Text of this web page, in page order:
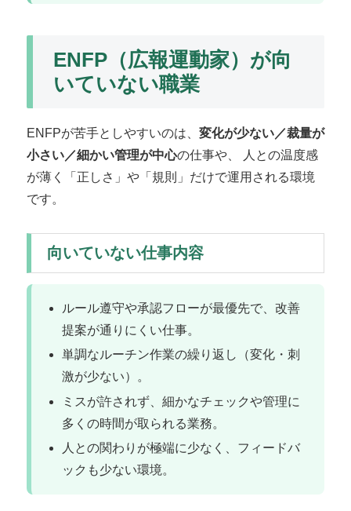
ENFP（広報運動家）が向
いていない職業
ENFPが苦手としやすいのは、 変化が少ない／裁量が
小さい／細かい管理が中心の仕事や、 人との温度感
が薄く「正しさ」や「規則」だけで運用される環境
です。
向いていない仕事内容
ルール遵守や承認フローが最優先で、改善
提案が通りにくい仕事。
単調なルーチン作業の繰り返し（変化・刺
激が少ない）。
ミスが許されず、細かなチェックや管理に
多くの時間が取られる業務。
人との関わりが極端に少なく、フィードバ
ックも少ない環境。